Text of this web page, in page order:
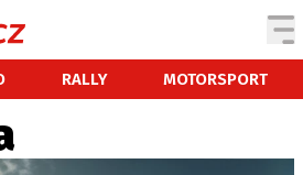
RALLY MOTORSPORT
AUTA
NOVINKY